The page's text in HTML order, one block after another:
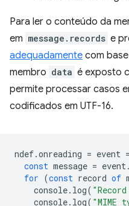
Para ler o conteúdo da
em message.records e
adequadamente com
membro data é exposto
permite processar casos
codificados em UTF-16.
ndef.onreading = event =
const message = event.
for (const record of
console. log(
console. log( "MIME